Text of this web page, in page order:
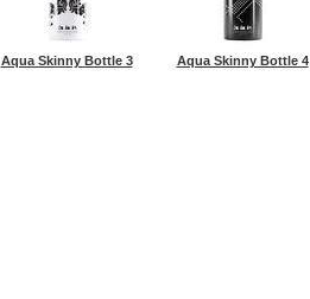
Aqua Skinny Bottle 3 Aqua Skinny Bottle 4